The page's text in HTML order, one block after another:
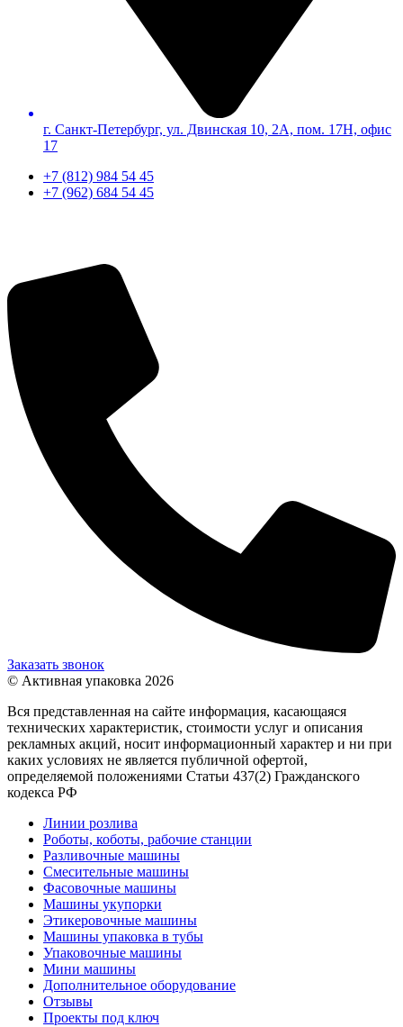
г. Санкт-Петербург, ул. Двинская 10, 2А, пом. 17Н, офис
17
+7 (812) 984 54 45
+7 (962) 684 54 45
Заказать звонок
© Активная упаковка 2026
Вся представленная на сайте информация, касающаяся
технических характеристик, стоимости услуг и описания
рекламных акций, носит информационный характер и ни при
каких условиях не является публичной офертой,
определяемой положениями Статьи 437(2) Гражданского
кодекса РФ
Линии розлива
Роботы, коботы, рабочие станции
Разливочные машины
Смесительные машины
Фасовочные машины
Машины укупорки
Этикеровочные машины
Машины упаковка в тубы
Упаковочные машины
Мини машины
Дополнительное оборудование
Отзывы
Проекты под ключ